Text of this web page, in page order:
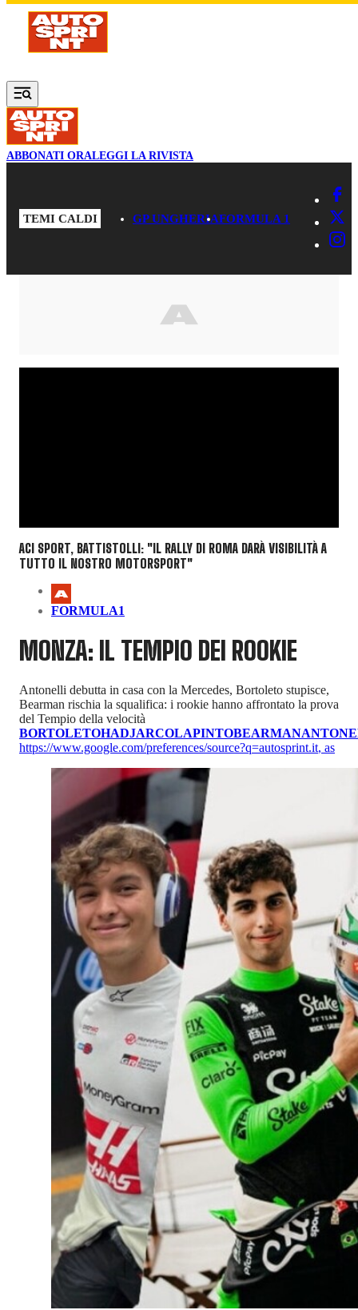
Vai al contenuto principale
ABBONATI ORALEGGI LA RIVISTA
TEMI CALDI GP UNGHERIAFORMULA 1
ACI SPORT, BATTISTOLLI: "IL RALLY DI ROMA DARÀ VISIBILITÀ A
TUTTO IL NOSTRO MOTORSPORT"
FORMULA1
MONZA: IL TEMPIO DEI ROOKIE
Antonelli debutta in casa con la Mercedes, Bortoleto stupisce,
Bearman rischia la squalifica: i rookie hanno affrontato la prova
del Tempio della velocità
BORTOLETOHADJARCOLAPINTOBEARMAN
https://www.google.com/preferences/source?q=autosprint.it, as